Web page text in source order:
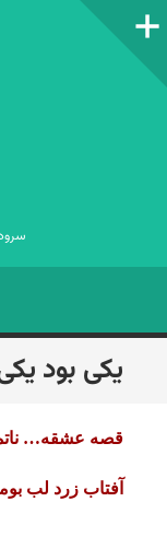
ستون‌کناری
رفتن
به
یکی بود
قصه عشقه…
آفتاب زرد لب